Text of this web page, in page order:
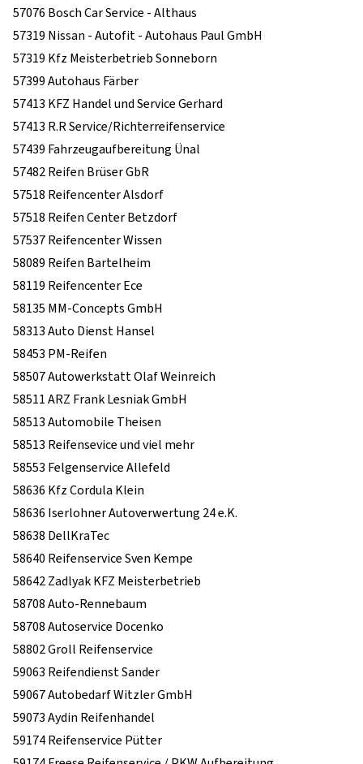
57076 Bosch Car Service - Althaus
57319 Nissan - Autofit - Autohaus Paul GmbH
57319 Kfz Meisterbetrieb Sonneborn
57399 Autohaus Färber
57413 KFZ Handel und Service Gerhard
57413 R.R Service/Richterreifenservice
57439 Fahrzeugaufbereitung Ünal
57482 Reifen Brüser GbR
57518 Reifencenter Alsdorf
57518 Reifen Center Betzdorf
57537 Reifencenter Wissen
58089 Reifen Bartelheim
58119 Reifencenter Ece
58135 MM-Concepts GmbH
58313 Auto Dienst Hansel
58453 PM-Reifen
58507 Autowerkstatt Olaf Weinreich
58511 ARZ Frank Lesniak GmbH
58513 Automobile Theisen
58513 Reifensevice und viel mehr
58553 Felgenservice Allefeld
58636 Kfz Cordula Klein
58636 Iserlohner Autoverwertung 24 e.K.
58638 DellKraTec
58640 Reifenservice Sven Kempe
58642 Zadlyak KFZ Meisterbetrieb
58708 Auto-Rennebaum
58708 Autoservice Docenko
58802 Groll Reifenservice
59063 Reifendienst Sander
59067 Autobedarf Witzler GmbH
59073 Aydin Reifenhandel
59174 Reifenservice Pütter